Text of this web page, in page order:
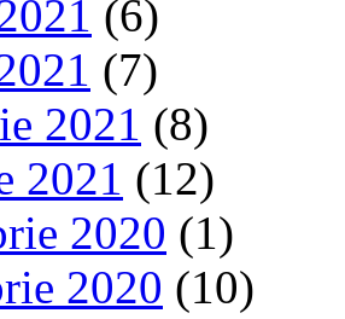
(6)
(7)
2021 (8)
2021 (12)
2020 (1)
2020 (10)